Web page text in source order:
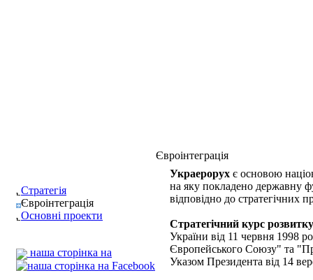
Стратегія
Євроінтеграція
Основні проекти
наша сторінка на
Євроінтеграція
Украерорух є основою
на яку покладено державну
відповідно до стратегічних
Стратегічний курс
України від 11 червня 1998
Європейського Союзу" та
Указом Президента від 14